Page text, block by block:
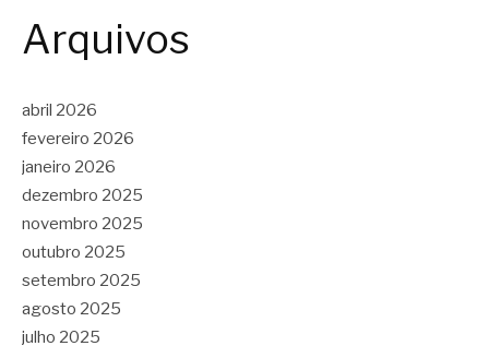
Arquivos
abril 2026
fevereiro 2026
janeiro 2026
dezembro 2025
novembro 2025
outubro 2025
setembro 2025
agosto 2025
julho 2025